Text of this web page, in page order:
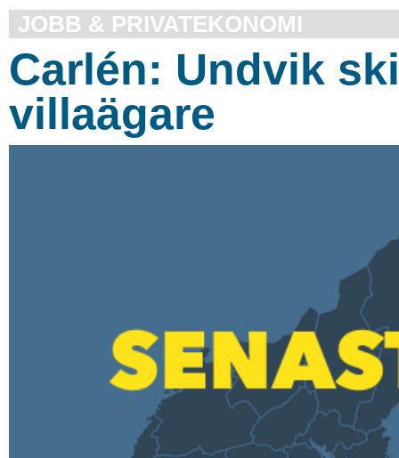
JOBB & PRIVATEKONOMI
Carlén: Undvik
villaägare